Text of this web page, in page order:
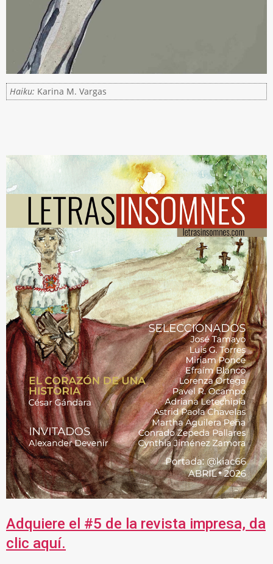
Haiku: Karina M. Vargas
Adquiere el #5 de la revista impresa, da
clic aquí.